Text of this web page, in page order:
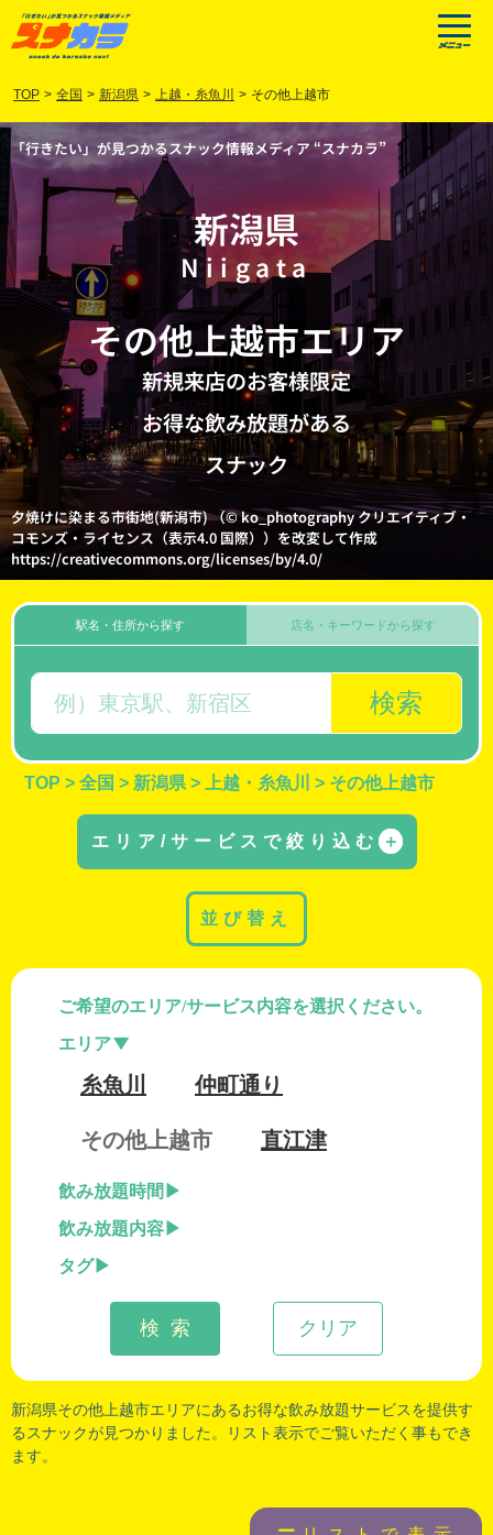
TOP > 全国 > 新潟県 > 上越・糸魚川 > その他上越市
「行きたい」が見つかるスナック情報メディア “スナカラ”
新潟県
Niigata
その他上越市エリア
新規来店のお客様限定
お得な飲み放題がある
スナック
夕焼けに染まる市街地(新潟市) （© ko_photography クリエイティブ・
コモンズ・ライセンス（表示4.0 国際））を改変して作成
https://creativecommons.org/licenses/by/4.0/
駅名・住所から探す
検索
店名・キーワードから探す
TOP > 全国 > 新潟県 > 上越・糸魚川 > その他上越市
エリア/サービスで絞り込む ＋
ご希望のエリア/サービス内容を選択ください。
エリア
糸魚川 仲町通り
その他上越市 直江津
飲み放題時間
飲み放題内容
タグ
クリア
検 索
並び替え
新潟県その他上越市エリアにあるお得な飲み放題サービスを提供す
るスナックが見つかりました。リスト表示でご覧いただく事もでき
ます。